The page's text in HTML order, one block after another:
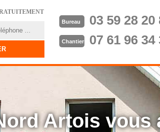
Bureau 03 59 28 20
Chantier 07 61 96 34
Artois vous